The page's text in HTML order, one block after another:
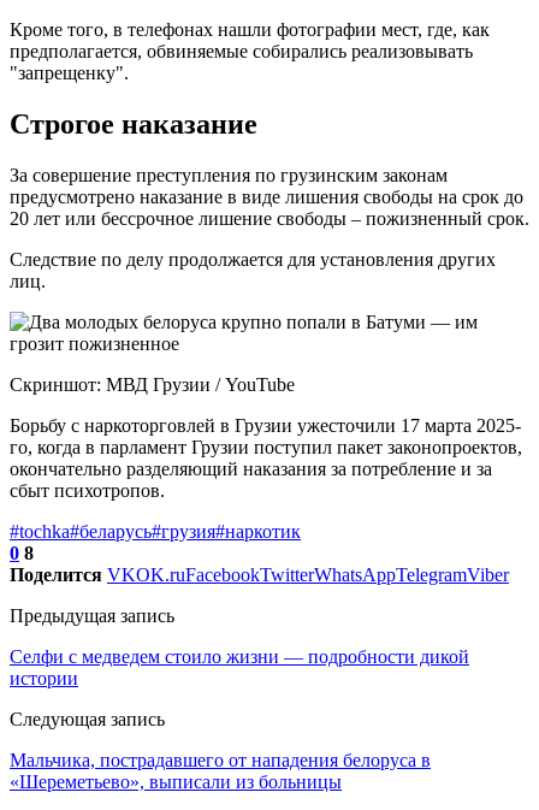
Кроме того, в телефонах нашли фотографии мест, где, как
предполагается, обвиняемые собирались реализовывать
"запрещенку".
Строгое наказание
За совершение преступления по грузинским законам
предусмотрено наказание в виде лишения свободы на срок до
20 лет или бессрочное лишение свободы – пожизненный срок.
Следствие по делу продолжается для установления других
лиц.
Скриншот: МВД Грузии / YouTube
Борьбу с наркоторговлей в Грузии ужесточили 17 марта 2025-
го, когда в парламент Грузии поступил пакет законопроектов,
окончательно разделяющий наказания за потребление и за
сбыт психотропов.
#tochka#беларусь#грузия#наркотик
0 8
Поделится VKOK.ruFacebookTwitterWhatsAppTelegramViber
Предыдущая запись
Селфи с медведем стоило жизни — подробности дикой
истории
Следующая запись
Мальчика, пострадавшего от нападения белоруса в
«Шереметьево», выписали из больницы